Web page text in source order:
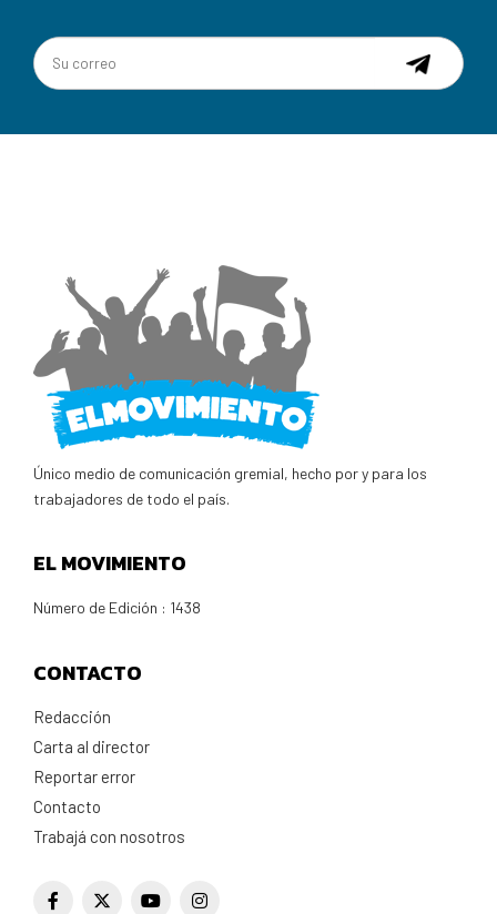
Único medio de comunicación gremial, hecho por y para los
trabajadores de todo el país.
EL MOVIMIENTO
Número de Edición : 1438
CONTACTO
Redacción
Carta al director
Reportar error
Contacto
Trabajá con nosotros